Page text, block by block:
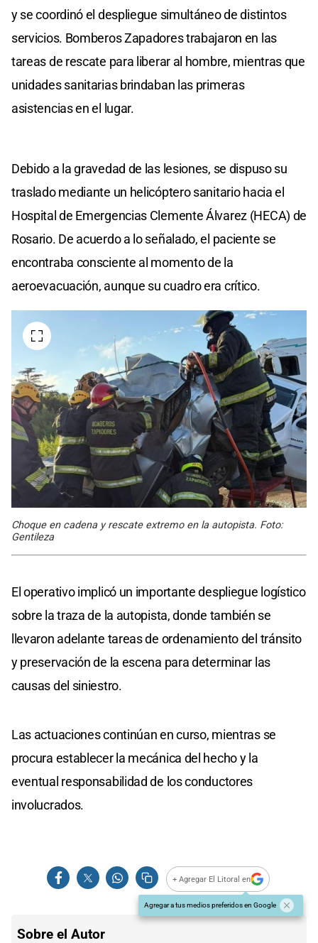
y se coordinó el despliegue simultáneo de distintos
servicios. Bomberos Zapadores trabajaron en las
tareas de rescate para liberar al hombre, mientras que
unidades sanitarias brindaban las primeras
asistencias en el lugar.
Debido a la gravedad de las lesiones, se dispuso su
traslado mediante un helicóptero sanitario hacia el
Hospital de Emergencias Clemente Álvarez (HECA) de
Rosario. De acuerdo a lo señalado, el paciente se
encontraba consciente al momento de la
aeroevacuación, aunque su cuadro era crítico.
Choque en cadena y rescate extremo en la autopista. Foto:
Gentileza
El operativo implicó un importante despliegue logístico
sobre la traza de la autopista, donde también se
llevaron adelante tareas de ordenamiento del tránsito
y preservación de la escena para determinar las
causas del siniestro.
Las actuaciones continúan en curso, mientras se
procura establecer la mecánica del hecho y la
eventual responsabilidad de los conductores
involucrados.
+ Agregar El Litoral en
Agregar a tus medios preferidos en Google
Sobre el Autor